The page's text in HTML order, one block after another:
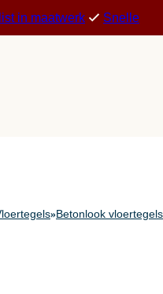
in maatwerk Snelle
»Betonlook vloertegels